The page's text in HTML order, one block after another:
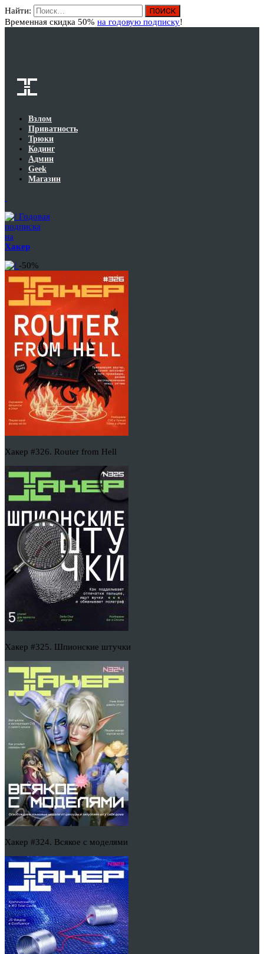
Найти:
Временная скидка 50% на годовую подписку!
Взлом
Приватность
Трюки
Кодинг
Админ
Geek
Магазин
Годовая
подписка
на
Хакер
-50%
Хакер #326. Router from Hell
Хакер #325. Шпионские штучки
Хакер #324. Всякое с моделями